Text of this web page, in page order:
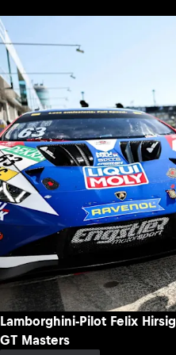
Lamborghini-Pilot Felix
GT Masters